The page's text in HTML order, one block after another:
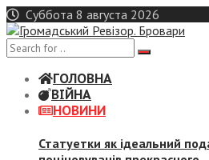
Skip
to
content
Суббота 8 августа 2026
ГОЛОВНА
ВІЙНА
НОВИНИ
Статуетки як ідеальний